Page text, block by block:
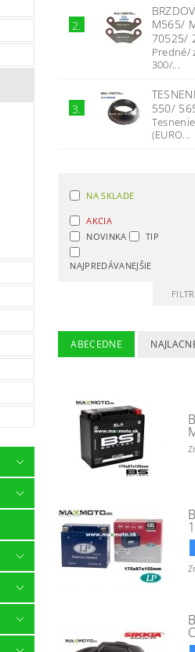
2.
M565/
70525/
Predné/
300/...
3.
550/
(EURO...
NA SKLADE
AKCIA
NOVINKA
TIP
NAJPREDÁVANEJŠIE
ABECEDNE